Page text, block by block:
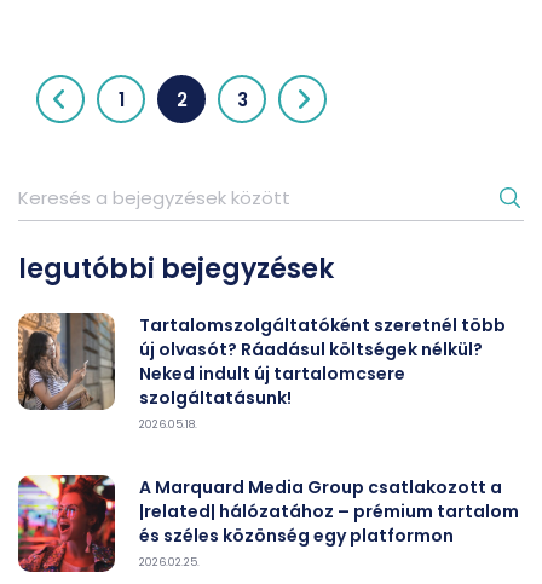
1 2 3
legutóbbi bejegyzések
Tartalomszolgáltatóként szeretnél több
új olvasót? Ráadásul költségek nélkül?
Neked indult új tartalomcsere
szolgáltatásunk!
2026.05.18.
A Marquard Media Group csatlakozott a
|related| hálózatához – prémium tartalom
és széles közönség egy platformon
2026.02.25.